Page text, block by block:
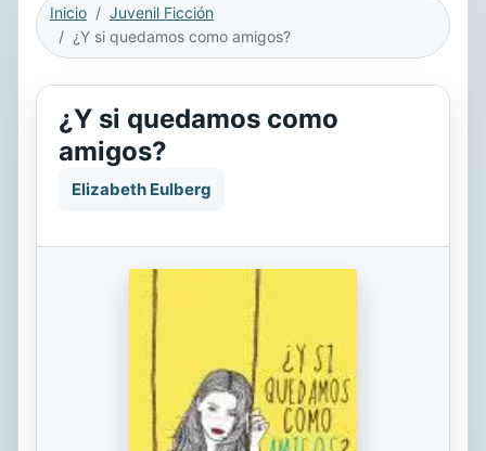
Inicio
Juvenil Ficción
¿Y si quedamos como amigos?
¿Y si quedamos como
amigos?
Elizabeth Eulberg